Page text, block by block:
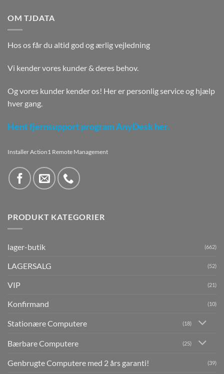
OM TJDATA
Hos os får du altid god og ærlig vejledning
Vi kender vores kunder & deres behov.
Og vores kunder kender os! Her er personlig service og hjælp
hver gang.
Hent fjernsupport program AnyDesk her.
Installer Action1 Remote Management
PRODUKT KATEGORIER
lager-butik (662)
LAGERSALG (52)
VIP (21)
Konfirmand (10)
Stationære Computere (18)
Bærbare Computere (25)
Genbrugte Computere med 2 års garanti! (39)